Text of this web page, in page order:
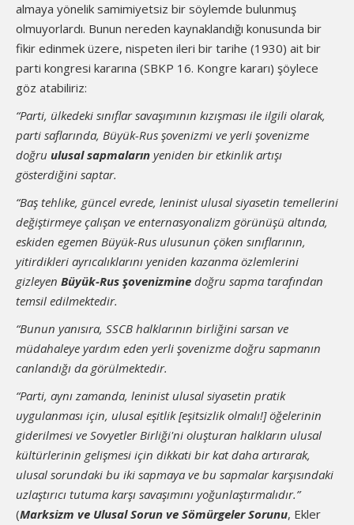
almaya yönelik samimiyetsiz bir söylemde bulunmuş
olmuyorlardı. Bunun nereden kaynaklandığı konusunda bir
fikir edinmek üzere, nispeten ileri bir tarihe (1930) ait bir
parti kongresi kararına (SBKP 16. Kongre kararı) şöylece
göz atabiliriz:
“Parti, ülkedeki sınıflar savaşımının kızışması ile ilgili olarak,
parti saflarında, Büyük-Rus şovenizmi ve yerli şovenizme
doğru ulusal sapmaların yeniden bir etkinlik artışı
gösterdiğini saptar.
“Baş tehlike, güncel evrede, leninist ulusal siyasetin temellerini
değiştirmeye çalışan ve enternasyonalizm görünüşü altında,
eskiden egemen Büyük-Rus ulusunun çöken sınıflarının,
yitirdikleri ayrıcalıklarını yeniden kazanma özlemlerini
gizleyen Büyük-Rus şovenizmine doğru sapma tarafından
temsil edilmektedir.
“Bunun yanısıra, SSCB halklarının birliğini sarsan ve
müdahaleye yardım eden yerli şovenizme doğru sapmanın
canlandığı da görülmektedir.
“Parti, aynı zamanda, leninist ulusal siyasetin pratik
uygulanması için, ulusal eşitlik [eşitsizlik olmalı!] öğelerinin
giderilmesi ve Sovyetler Birliği'ni oluşturan halkların ulusal
kültürlerinin gelişmesi için dikkati bir kat daha artırarak,
ulusal sorundaki bu iki sapmaya ve bu sapmalar karşısındaki
uzlaştırıcı tutuma karşı savaşımını yoğunlaştırmalıdır.”
(Marksizm ve Ulusal Sorun ve Sömürgeler Sorunu, Ekler